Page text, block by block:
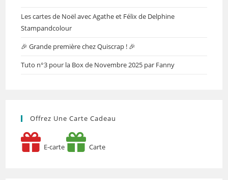
Les cartes de Noël avec Agathe et Félix de Delphine
Stampandcolour
🎉 Grande première chez Quiscrap ! 🎉
Tuto n°3 pour la Box de Novembre 2025 par Fanny
Offrez Une Carte Cadeau
E-carte Carte